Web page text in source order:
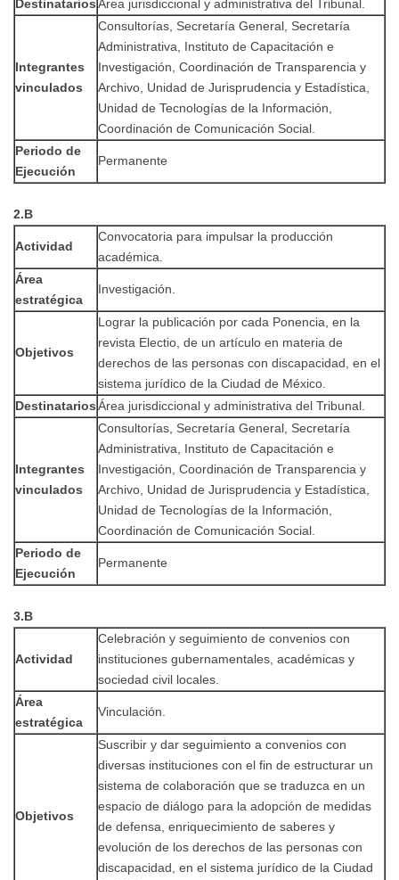
DestinatariosÁrea jurisdiccional y administrativa del Tribunal.
Integrantes
vinculados
Consultorías, Secretaría General, Secretaría
Administrativa, Instituto de Capacitación e
Investigación, Coordinación de Transparencia y
Archivo, Unidad de Jurisprudencia y Estadística,
Unidad de Tecnologías de la Información,
Coordinación de Comunicación Social.
Periodo de
Ejecución
Permanente
2.B
Actividad
Convocatoria para impulsar la producción
académica.
Área
estratégica
Investigación.
Objetivos
Lograr la publicación por cada Ponencia, en la
revista Electio, de un artículo en materia de
derechos de las personas con discapacidad, en el
sistema jurídico de la Ciudad de México.
DestinatariosÁrea jurisdiccional y administrativa del Tribunal.
Integrantes
vinculados
Consultorías, Secretaría General, Secretaría
Administrativa, Instituto de Capacitación e
Investigación, Coordinación de Transparencia y
Archivo, Unidad de Jurisprudencia y Estadística,
Unidad de Tecnologías de la Información,
Coordinación de Comunicación Social.
Periodo de
Ejecución
Permanente
3.B
Actividad
Celebración y seguimiento de convenios con
instituciones gubernamentales, académicas y
sociedad civil locales.
Área
estratégica
Vinculación.
Objetivos
Suscribir y dar seguimiento a convenios con
diversas instituciones con el fin de estructurar un
sistema de colaboración que se traduzca en un
espacio de diálogo para la adopción de medidas
de defensa, enriquecimiento de saberes y
evolución de los derechos de las personas con
discapacidad, en el sistema jurídico de la Ciudad